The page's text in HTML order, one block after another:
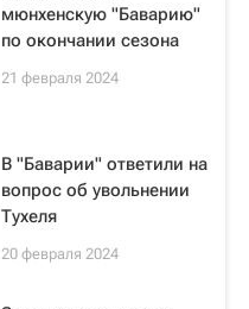
мюнхенскую "Баварию"
по окончании сезона
21 февраля 2024
В "Баварии" ответили на
вопрос об увольнении
Тухеля
20 февраля 2024